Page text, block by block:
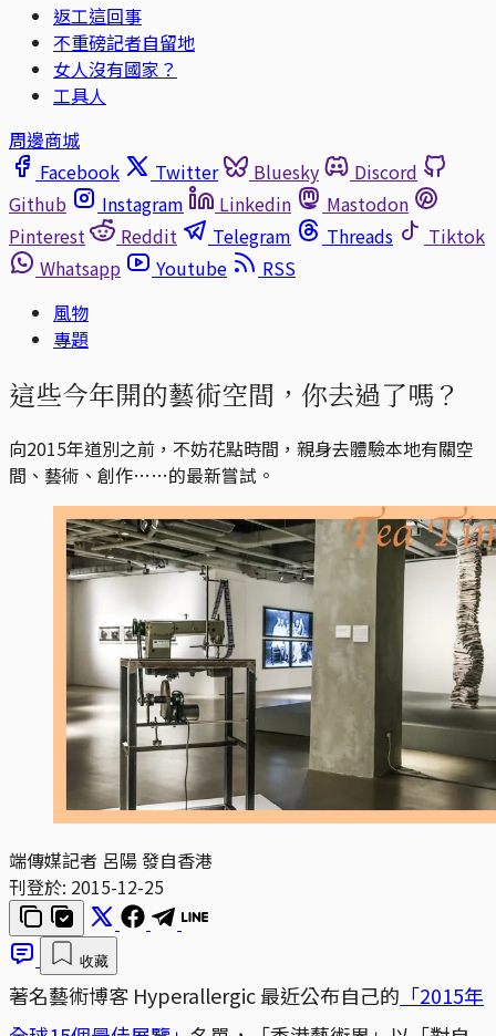
返工這回事
不重磅記者自留地
女人沒有國家？
工具人
周邊商城
Facebook
Twitter Bluesky
Discord
Github
Instagram Linkedin
Mastodon
Pinterest
Reddit Telegram Threads
Tiktok
Whatsapp
Youtube
RSS
風物
專題
這些今年開的藝術空間，你去過了嗎？
向2015年道別之前，不妨花點時間，親身去體驗本地有關空
間、藝術、創作……的最新嘗試。
端傳媒記者 呂陽 發自香港
刊登於: 2015-12-25
收藏
著名藝術博客 Hyperallergic 最近公布自己的 「2015年